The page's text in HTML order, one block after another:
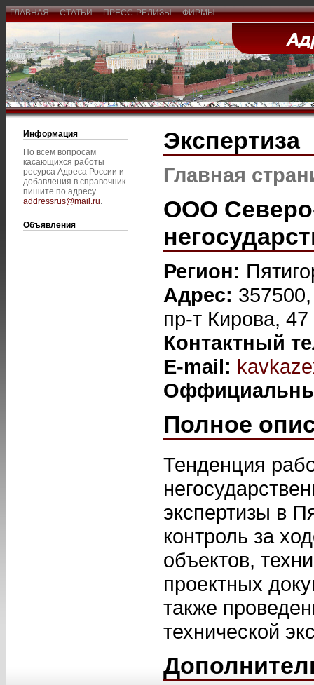
ГЛАВНАЯ СТАТЬИ ПРЕСС-РЕЛИЗЫ ФИРМЫ
Информация
По всем вопросам
касающихся работы
ресурса Адреса России и
добавления в справочник
пишите по адресу
addressrus@mail.ru.
Объявления
Экспертиза
Главная
ООО
Регион:
Адрес:
пр-т Кирова, 47
Контактный
E-mail:
Полное
Тенденция
экспертизы в
контроль за
объектов,
проектных
также
технической